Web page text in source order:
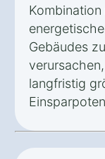
Kombination
Gebäudes
langfristig